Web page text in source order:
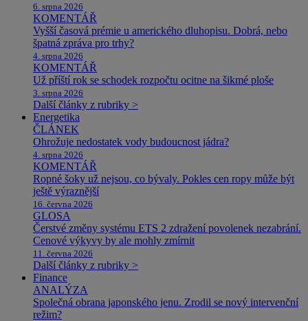
6. srpna 2026
KOMENTÁŘ
Vyšší časová prémie u amerického dluhopisu. Dobrá, nebo
špatná zpráva pro trhy?
4. srpna 2026
KOMENTÁŘ
Už příští rok se schodek rozpočtu ocitne na šikmé ploše
3. srpna 2026
Další články z rubriky >
Energetika
ČLÁNEK
Ohrožuje nedostatek vody budoucnost jádra?
4. srpna 2026
KOMENTÁŘ
Ropné šoky už nejsou, co bývaly. Pokles cen ropy může být
ještě výraznější
16. června 2026
GLOSA
Čerstvé změny systému ETS 2 zdražení povolenek nezabrání.
Cenové výkyvy by ale mohly zmírnit
11. června 2026
Další články z rubriky >
Finance
ANALÝZA
Společná obrana japonského jenu. Zrodil se nový intervenční
režim?